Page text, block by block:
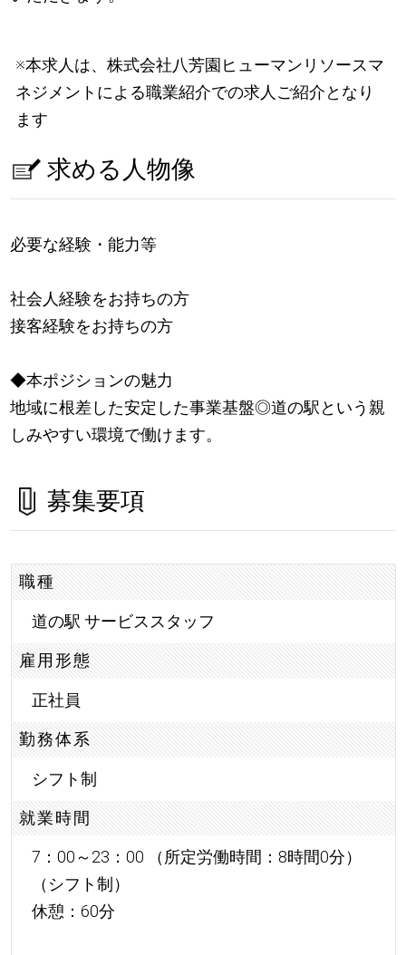
※本求人は、株式会社八芳園ヒューマンリソースマ
ネジメントによる職業紹介での求人ご紹介となり
ます
求める人物像
必要な経験・能力等
社会人経験をお持ちの方
接客経験をお持ちの方
◆本ポジションの魅力
地域に根差した安定した事業基盤◎道の駅という親
しみやすい環境で働けます。
募集要項
職種
道の駅 サービススタッフ
雇用形態
正社員
勤務体系
シフト制
就業時間
7：00～23：00 （所定労働時間：8時間0分）
（シフト制）
休憩：60分